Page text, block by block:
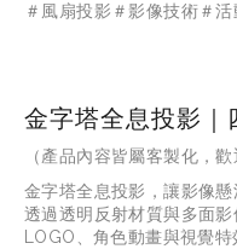
＃風扇投影＃影像技術＃
金字塔全息投影｜
（產品內容皆屬客製化，
金字塔全息投影，讓影像
透過透明反射材質與多面影
LOGO、角色動畫與視覺特